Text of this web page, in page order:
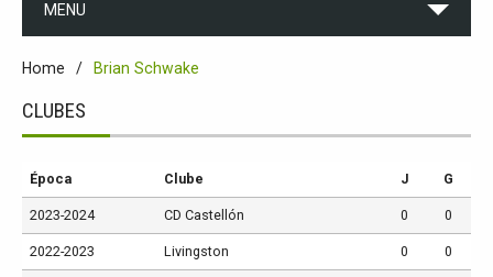
MENU
Home Brian Schwake
CLUBES
Época Clube J G
2023-2024 CD Castellón 0 0
2022-2023 Livingston 0 0